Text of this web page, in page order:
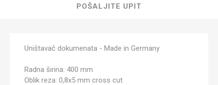
POŠALJITE UPIT
Uništavač dokumenata - Made in Germany
Radna širina: 400 mm
Oblik reza: 0,8x5 mm cross cut